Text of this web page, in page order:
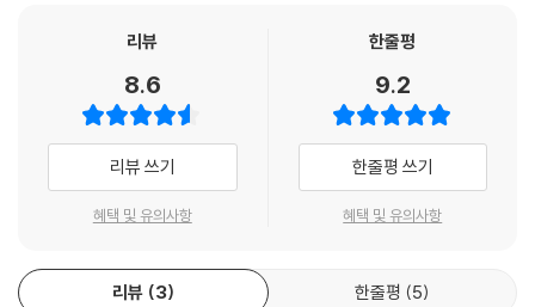
불필요한지 모른다. 윤제림 시에는 군더더기 없는 묘사와 진술만으로 오랜
시력(詩歷)의 은근한 힘이 드러나고, 우리는 그가 부러 비워둔 침묵의 자
리마다에서 가만히 멈추어보아도 좋을 것이다.
비슷하게 한세상 살아온 사람들이
그을린 얼굴로
솔밭에 차일을 치고 막걸리 여러 말 받아놓고
리뷰
8.6
리뷰 쓰기
혜택 및 유의사항
한줄평
9.2
한줄평 쓰기
혜택 및 유의사항
리뷰 3 한줄평 5